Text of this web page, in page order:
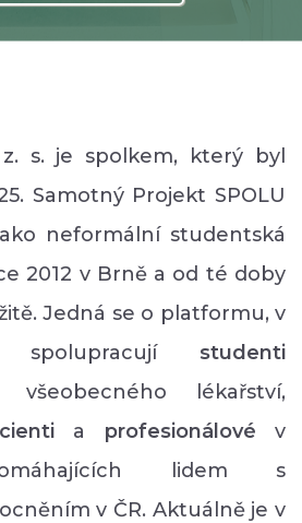
z. s. je spolkem, který byl
Samotný Projekt SPOLU
neformální studentská
2012 v Brně a od té doby
Jedná se o platformu, v
spolupracují studenti
lékařství,
a profesionálové v
lidem s
v ČR. Aktuálně je v